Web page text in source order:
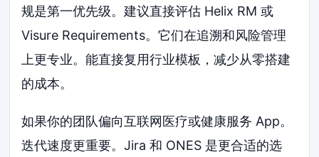
规是第一优先级。建议直接评估 Helix RM 或
Visure Requirements。它们在追溯和风险管理
上更专业。能直接复用行业模板，减少从零搭建
的成本。
如果你的团队偏向互联网医疗或健康服务 App。
迭代速度更重要。Jira 和 ONES 是更合适的选